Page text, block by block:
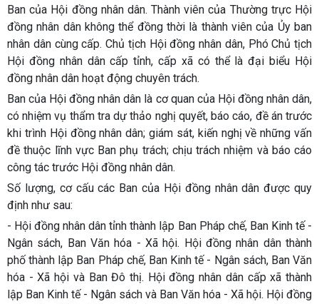
Ban của Hội đồng nhân dân. Thành viên của Thường trực Hội
đồng nhân dân không thể đồng thời là thành viên của Ủy ban
nhân dân cùng cấp. Chủ tịch Hội đồng nhân dân, Phó Chủ tịch
Hội đồng nhân dân cấp tỉnh, cấp xã có thể là đại biểu Hội
đồng nhân dân hoạt động chuyên trách.
Ban của Hội đồng nhân dân là cơ quan của Hội đồng nhân dân,
có nhiệm vụ thẩm tra dự thảo nghị quyết, báo cáo, đề án trước
khi trình Hội đồng nhân dân; giám sát, kiến nghị về những vấn
đề thuộc lĩnh vực Ban phụ trách; chịu trách nhiệm và báo cáo
công tác trước Hội đồng nhân dân.
Số lượng, cơ cấu các Ban của Hội đồng nhân dân được quy
định như sau:
- Hội đồng nhân dân tỉnh thành lập Ban Pháp chế, Ban Kinh tế -
Ngân sách, Ban Văn hóa - Xã hội. Hội đồng nhân dân thành
phố thành lập Ban Pháp chế, Ban Kinh tế - Ngân sách, Ban Văn
hóa - Xã hội và Ban Đô thị. Hội đồng nhân dân cấp xã thành
lập Ban Kinh tế - Ngân sách và Ban Văn hóa - Xã hội. Hội đồng